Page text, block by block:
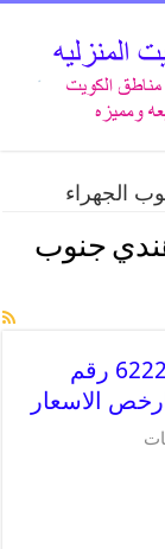
الجهراء
جنوب
تصليح طباخات جنوب الجهراء 62224041 رقم
الاسعار